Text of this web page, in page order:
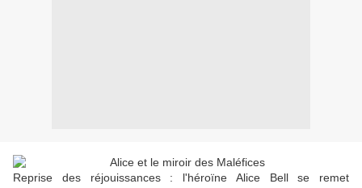
Reprise des réjouissances : l'héroïne Alice Bell se remet